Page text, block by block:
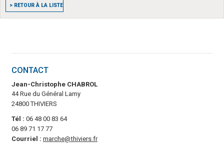
> RETOUR À LA LISTE
CONTACT
Jean-Christophe CHABROL
44 Rue du Général Lamy
24800 THIVIERS
Tél : 06 48 00 83 64
06 89 71 17 77
Courriel : marche@thiviers.fr